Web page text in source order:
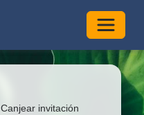
Canjear invitación